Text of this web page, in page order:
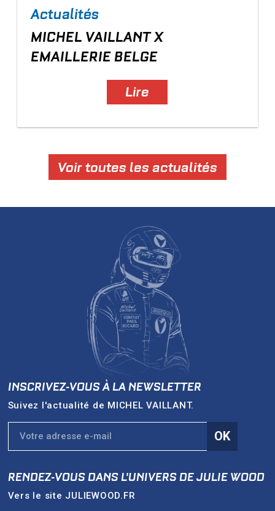
Actualités
MICHEL VAILLANT X
EMAILLERIE BELGE
Lire
Voir toutes les actualités
INSCRIVEZ-VOUS À LA NEWSLETTER
Suivez l'actualité de MICHEL VAILLANT.
OK
RENDEZ-VOUS DANS L'UNIVERS DEJULIE WOOD
Vers le site JULIEWOOD.FR